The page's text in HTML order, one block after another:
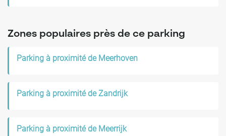
Zones populaires près de ce parking
Parking à proximité de Meerhoven
Parking à proximité de Zandrijk
Parking à proximité de Meerrijk